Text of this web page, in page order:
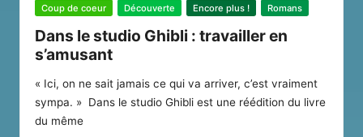
Posted
Coup de coeur Découverte Encore plus ! Romans
Dans le studio Ghibli : travailler en
s’amusant
« Ici, on ne sait jamais ce qui va arriver, c’est vraiment
sympa. » Dans le studio Ghibli est une réédition du livre
du même